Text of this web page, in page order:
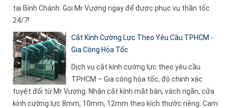
tại Bình Chánh. Gọi Mr Vượng ngay để được phục vụ thần tốc
24/7!
Cắt Kính Cường Lực Theo Yêu Cầu TPHCM -
Gia Công Hỏa Tốc
Dịch vụ cắt kính cường lực theo yêu cầu
TPHCM – Gia công hỏa tốc, độ chính xác
tuyệt đối từ Mr Vượng. Nhận cắt kính mặt bàn, vách ngăn, cửa
kính cường lực 8mm, 10mm, 12mm theo kích thước riêng. Cam